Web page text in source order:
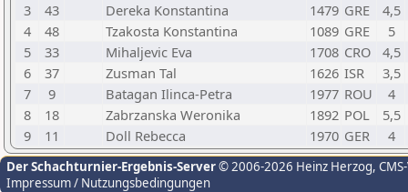
3
43 Dereka Konstantina 1479 GRE
4,5
4
48 Tzakosta Konstantina 1089 GRE
5
5
33 Mihaljevic Eva 1708 CRO
4,5
6
37 Zusman Tal 1626 ISR
3,5
7
9 Batagan Ilinca-Petra 1977 ROU
4
8
18 Zabrzanska Weronika 1892 POL
5,5
9
11 Doll Rebecca 1970 GER 4
Der Schachturnier-Ergebnis-Server© 2006-2026 Heinz Herzog,
Impressum / Nutzungsbedingungen